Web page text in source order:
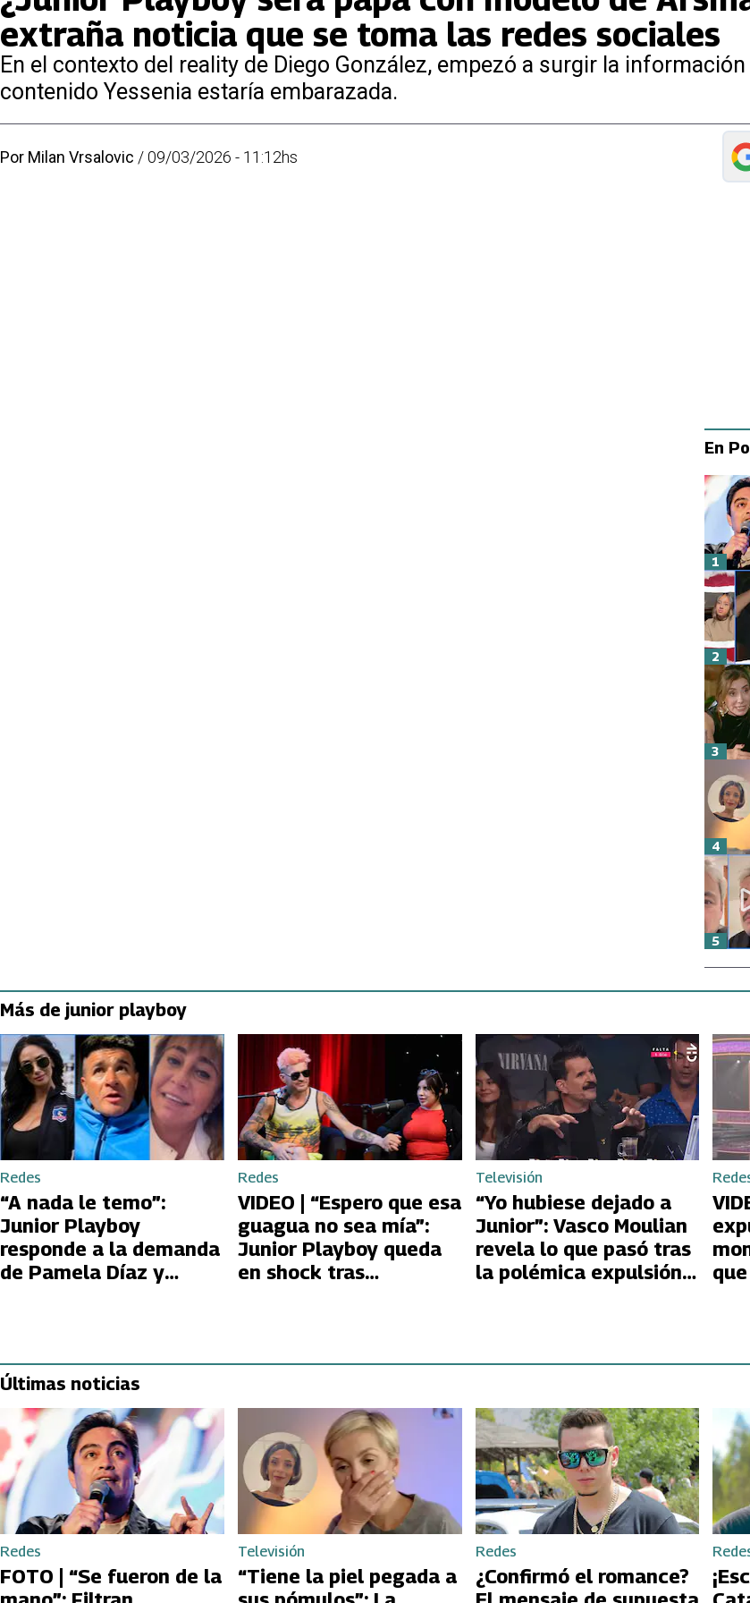
extraña noticia que se toma las redes sociales
En el contexto del reality de Diego González, empezó a surgir la
contenido Yessenia estaría embarazada.
Por Milan Vrsalovic /09/03/2026 - 11:12hs
En
1
2
3
4
5
Más de junior playboy
Redes
“A nada le temo”:
Junior Playboy
responde a la demanda
de Pamela Díaz y
Redes
VIDEO | “Espero que esa
guagua no sea mía”:
Junior Playboy queda
en shock tras
Televisión
“Yo hubiese dejado a
Junior”: Vasco Moulian
revela lo que pasó tras
la polémica expulsión
Últimas noticias
Redes
FOTO | “Se fueron de la
Televisión
“Tiene la piel pegada a
Redes
¿Confirmó el romance?